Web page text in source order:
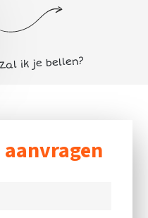
aanvragen